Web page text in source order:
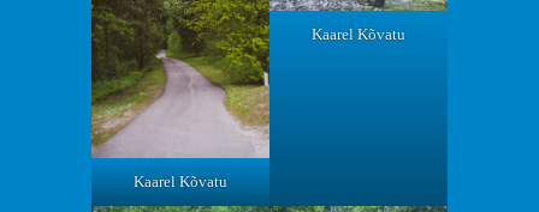
Kaarel Kõvatu
Kaarel Kõvatu